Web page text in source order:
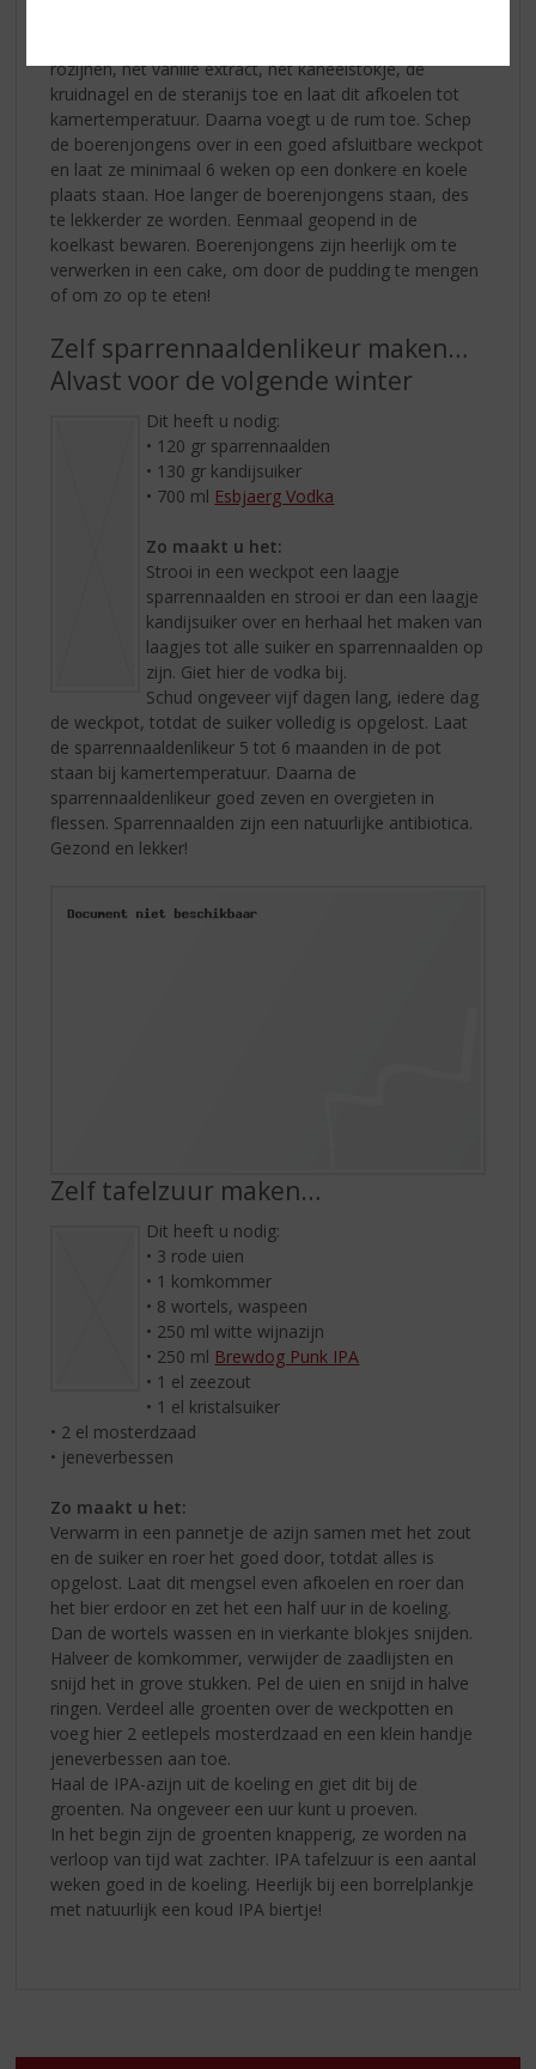
rozijnen, het vanille extract, het kaneelstokje, de
kruidnagel en de steranijs toe en laat dit afkoelen tot
kamertemperatuur. Daarna voegt u de rum toe. Schep
de boerenjongens over in een goed afsluitbare weckpot
en laat ze minimaal 6 weken op een donkere en koele
plaats staan. Hoe langer de boerenjongens staan, des
te lekkerder ze worden. Eenmaal geopend in de
koelkast bewaren. Boerenjongens zijn heerlijk om te
verwerken in een cake, om door de pudding te mengen
of om zo op te eten!
Zelf sparrennaaldenlikeur maken…
Alvast voor de volgende winter
Dit heeft u nodig:
• 120 gr sparrennaalden
• 130 gr kandijsuiker
• 700 ml Esbjaerg Vodka
Zo maakt u het:
Strooi in een weckpot een laagje
sparrennaalden en strooi er dan een laagje
kandijsuiker over en herhaal het maken van
laagjes tot alle suiker en sparrennaalden op
zijn. Giet hier de vodka bij.
Schud ongeveer vijf dagen lang, iedere dag
de weckpot, totdat de suiker volledig is opgelost. Laat
de sparrennaaldenlikeur 5 tot 6 maanden in de pot
staan bij kamertemperatuur. Daarna de
sparrennaaldenlikeur goed zeven en overgieten in
flessen. Sparrennaalden zijn een natuurlijke antibiotica.
Gezond en lekker!
Zelf tafelzuur maken…
Dit heeft u nodig:
• 3 rode uien
• 1 komkommer
• 8 wortels, waspeen
• 250 ml witte wijnazijn
• 250 ml Brewdog Punk IPA
• 1 el zeezout
• 1 el kristalsuiker
• 2 el mosterdzaad
• jeneverbessen
Zo maakt u het:
Verwarm in een pannetje de azijn samen met het zout
en de suiker en roer het goed door, totdat alles is
opgelost. Laat dit mengsel even afkoelen en roer dan
het bier erdoor en zet het een half uur in de koeling.
Dan de wortels wassen en in vierkante blokjes snijden.
Halveer de komkommer, verwijder de zaadlijsten en
snijd het in grove stukken. Pel de uien en snijd in halve
ringen. Verdeel alle groenten over de weckpotten en
voeg hier 2 eetlepels mosterdzaad en een klein handje
jeneverbessen aan toe.
Haal de IPA-azijn uit de koeling en giet dit bij de
groenten. Na ongeveer een uur kunt u proeven.
In het begin zijn de groenten knapperig, ze worden na
verloop van tijd wat zachter. IPA tafelzuur is een aantal
weken goed in de koeling. Heerlijk bij een borrelplankje
met natuurlijk een koud IPA biertje!